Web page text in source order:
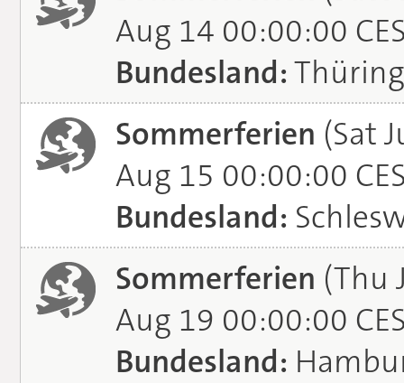
Aug 14 00:00:00
Bundesland:
Sommerferien (Sat
Aug 15 00:00:00
Bundesland:
Sommerferien (Thu
Aug 19 00:00:00
Bundesland: